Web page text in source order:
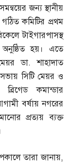
জন্য স্থানীয়
গঠিত কমিটির প্রথম
টাইগারপাসস্থ
হয়। এতে
ডা.শাহাদাত
সিটি মেয়র ও
ব্রিগেড কমান্ডার
বর্ষায় নগরের
প্রত্যয় ব্যক্ত
তারা জানায়,